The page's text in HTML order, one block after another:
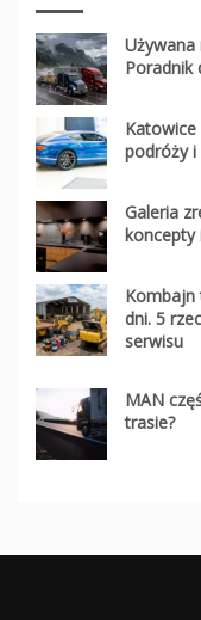
Używana
Poradnik
podróży i
Galeria
koncepty
Kombajn
dni. 5
serwisu
MAN
trasie?